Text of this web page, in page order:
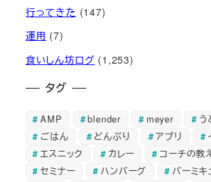
行ってきた (147)
運用 (7)
食いしん坊ログ (1,253)
タグ
AMP blender meyer
う
ごはん
どんぶり アプリ
エスニック
カレー コーチの教
セミナー
ハンバーグ バーミキ